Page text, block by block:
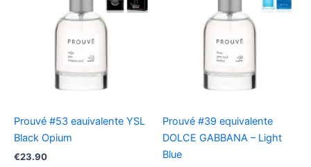
Prouvé #53 eauivalente YSL
Black Opium
€23.90
Prouvé #39 equivalente
DOLCE GABBANA – Light
Blue